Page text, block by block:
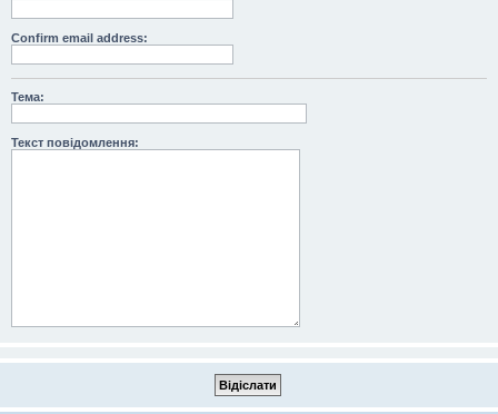
Confirm email address:
Тема:
Текст повідомлення: